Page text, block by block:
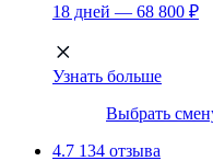
18 дней — 68 800 ₽
Узнать больше
Выбрать
4.7 134 отзыва